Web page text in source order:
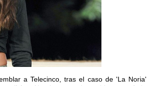
a Telecinco, tras el caso de 'La Noria'